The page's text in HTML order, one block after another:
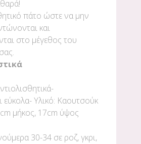
πάτο ώστε να μην
και
στο μέγεθος του
εύκολα- Υλικό: Καουτσούκ
μήκος, 17cm ύψος
30-34 σε ροζ, γκρι,